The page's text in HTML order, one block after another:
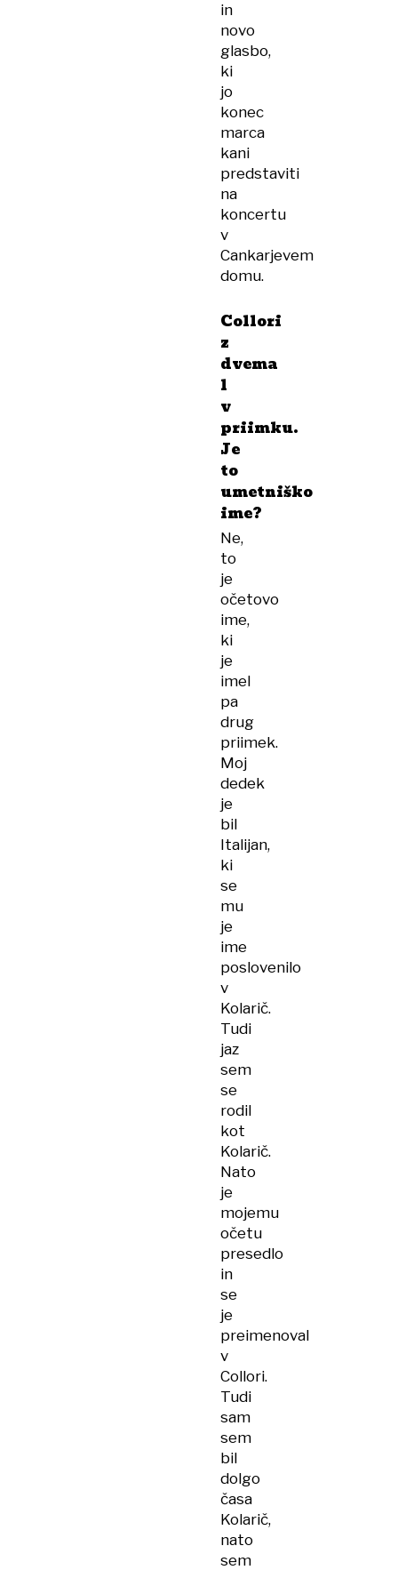
in
novo
glasbo,
ki
jo
konec
marca
kani
predstaviti
na
koncertu
v
Cankarjevem
domu.
Collori
z
dvema
l
v
priimku.
Je
to
umetniško
ime?
Ne,
to
je
očetovo
ime,
ki
je
imel
pa
drug
priimek.
Moj
dedek
je
bil
Italijan,
ki
se
mu
je
ime
poslovenilo
v
Kolarič.
Tudi
jaz
sem
se
rodil
kot
Kolarič.
Nato
je
mojemu
očetu
presedlo
in
se
je
preimenoval
v
Collori.
Tudi
sam
sem
bil
dolgo
časa
Kolarič,
nato
sem